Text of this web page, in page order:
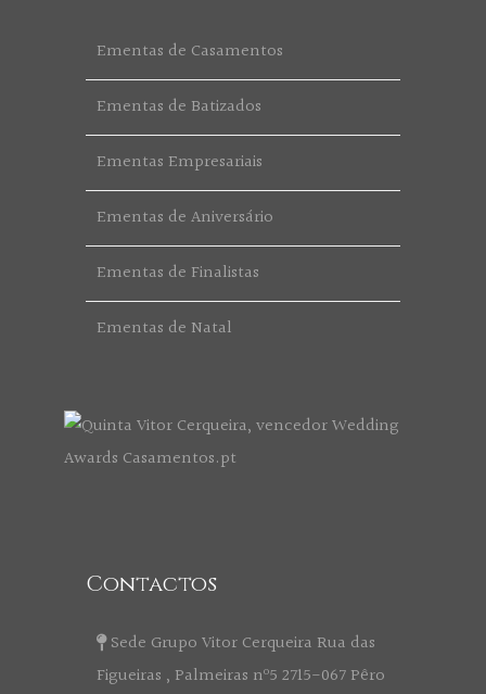
Ementas de Casamentos
Ementas de Batizados
Ementas Empresariais
Ementas de Aniversário
Ementas de Finalistas
Ementas de Natal
Contactos
Sede Grupo Vitor Cerqueira Rua das
Figueiras , Palmeiras nº5 2715-067 Pêro